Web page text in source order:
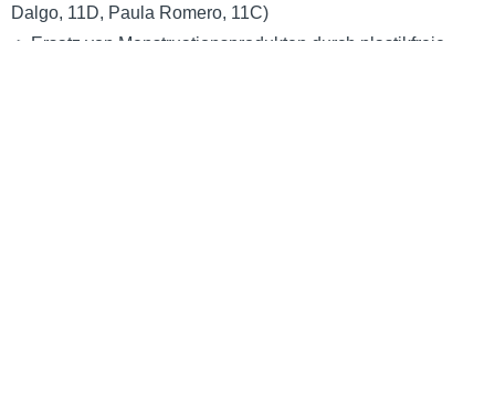
Dalgo, 11D, Paula Romero, 11C)
-> Ersatz von Menstruationsprodukten durch plastikfreie